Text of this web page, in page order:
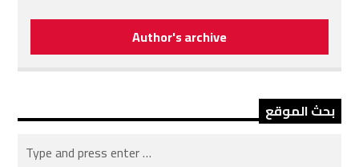
Author's archive
بحث الموقع